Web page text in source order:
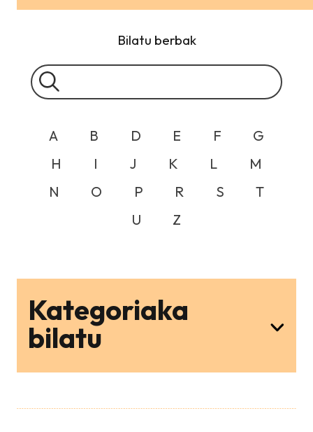
Bilatu berbak
A B D E F
G
H
I J K L
M
N
O P R S
T
U
Z
Kategoriaka
bilatu